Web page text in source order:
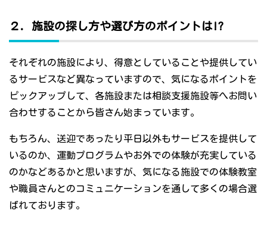
２．施設の探し方や選び方のポイントは!?
それぞれの施設により、得意としていることや提供してい
るサービスなど異なっていますので、気になるポイントを
ピックアップして、各施設または相談支援施設等へお問い
合わせすることから皆さん始まっています。
もちろん、送迎であったり平日以外もサービスを提供して
いるのか、運動プログラムやお外での体験が充実している
のかなどあるかと思いますが、気になる施設での体験教室
や職員さんとのコミュニケーションを通して多くの場合選
ばれております。